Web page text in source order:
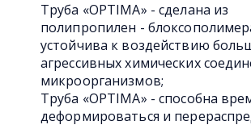
Труба «OPTIMA» - сделана из
полипропилен -
устойчива к воздействию
агрессивных химических
микроорганизмов;
Труба «OPTIMA» - способна
деформироваться и